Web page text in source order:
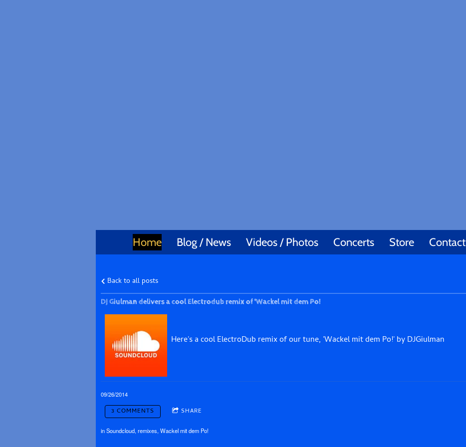
Home Blog / News Videos / Photos Concerts Store Contact
Back to all posts
DJ Giulman delivers a cool Electrodub remix of 'Wackel mit dem Po!
Here's a cool ElectroDub remix of our tune, 'Wackel mit dem Po!' by DJGiulman
09/26/2014
3 COMMENTS SHARE
inSoundcloud, remixes, Wackel mit dem Po!